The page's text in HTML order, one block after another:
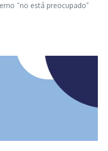
“no está preocupado”